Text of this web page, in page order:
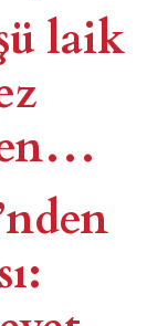
laik